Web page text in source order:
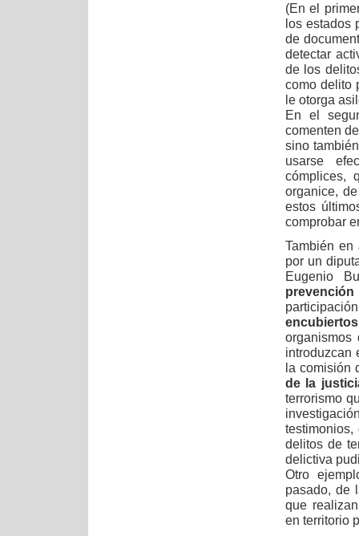
(En el
los estados
de
detectar
de los
como delito
le otorga
En el
comenten
sino
usarse
cómplices,
organice,
estos
comprobar
También en
por un
Eugenio
encubiertos
introduzcan
la comisión
de la
terrorismo
delitos de
delictiva
Otro
pasado, de
que
en territorio